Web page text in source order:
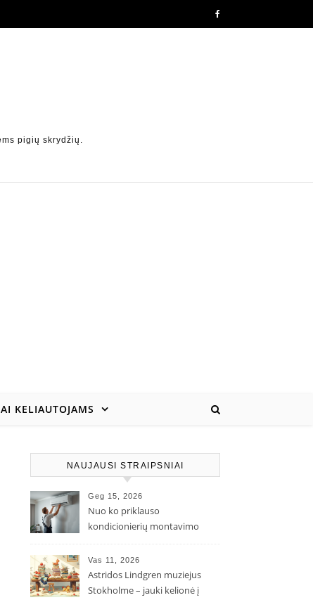
pigių skrydžių.
KELIAUTOJAMS
NAUJAUSI STRAIPSNIAI
Geg 15, 2026
Nuo ko priklauso
kondicionierių montavimo
Vas 11, 2026
Astridos Lindgren muziejus
Stokholme – jauki kelionė į